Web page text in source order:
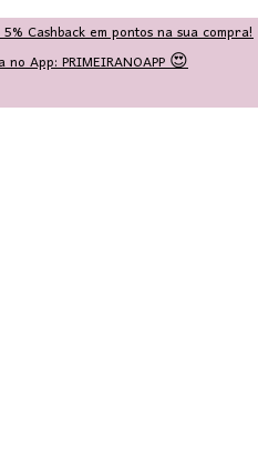
Cashback em pontos na sua compra!
App: PRIMEIRANOAPP 😍